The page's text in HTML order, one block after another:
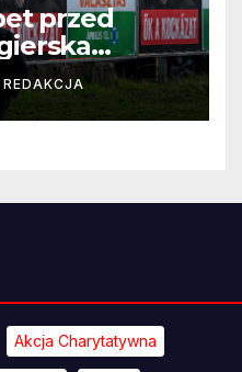
przed
REDAKCJA
Akcja Charytatywna